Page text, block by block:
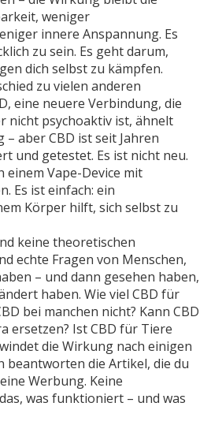
weniger
innere Anspannung. Es
zu sein. Es geht darum,
dich selbst zu kämpfen.
zu vielen anderen
, eine neuere Verbindung, die
nicht psychoaktiv ist, ähnelt
aber CBD ist seit Jahren
und getestet. Es ist nicht neu.
einem Vape-Device mit
Es ist einfach: ein
Körper hilft, sich selbst zu
keine theoretischen
echte Fragen von Menschen,
– und dann gesehen haben,
haben. Wie viel CBD für
bei manchen nicht? Kann CBD
ersetzen? Ist CBD für Tiere
die Wirkung nach einigen
beantworten die Artikel, die du
Werbung. Keine
was funktioniert – und was